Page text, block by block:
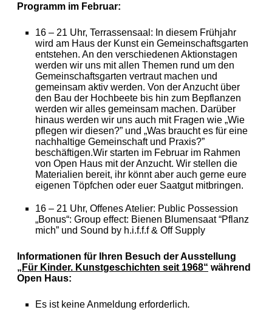
Programm im Februar:
16 – 21 Uhr, Terrassensaal: In diesem Frühjahr
wird am Haus der Kunst ein Gemeinschaftsgarten
entstehen. An den verschiedenen Aktionstagen
werden wir uns mit allen Themen rund um den
Gemeinschaftsgarten vertraut machen und
gemeinsam aktiv werden. Von der Anzucht über
den Bau der Hochbeete bis hin zum Bepflanzen
werden wir alles gemeinsam machen. Darüber
hinaus werden wir uns auch mit Fragen wie „Wie
pflegen wir diesen?” und „Was braucht es für eine
nachhaltige Gemeinschaft und Praxis?”
beschäftigen.Wir starten im Februar im Rahmen
von Open Haus mit der Anzucht. Wir stellen die
Materialien bereit, ihr könnt aber auch gerne eure
eigenen Töpfchen oder euer Saatgut mitbringen.
16 – 21 Uhr, Offenes Atelier: Public Possession
„Bonus“: Group effect: Bienen Blumensaat “Pflanz
mich” und Sound by h.i.f.f.f & Off Supply
Informationen für Ihren Besuch der Ausstellung
„Für Kinder. Kunstgeschichten seit 1968“ während
Open Haus:
Es ist keine Anmeldung erforderlich.